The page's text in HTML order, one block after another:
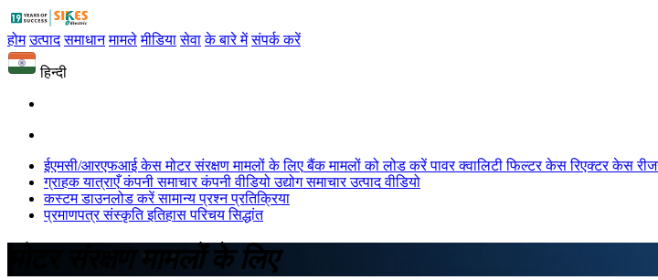
होम उत्पाद समाधान मामले मीडिया सेवा के बारे में संपर्क करें
हिन्दी
ईएमसी/आरएफआई केस मोटर संरक्षण मामलों के लिए बैंक मामलों को लोड करें पावर क्वालिटी फिल्टर केस रिएक्टर केस
ग्राहक यात्राएँ कंपनी समाचार कंपनी वीडियो उद्योग समाचार उत्पाद वीडियो
कस्टम डाउनलोड करें सामान्य प्रश्न प्रतिक्रिया
प्रमाणपत्र संस्कृति इतिहास परिचय सिद्धांत
मोटर संरक्षण मामलों के लिए